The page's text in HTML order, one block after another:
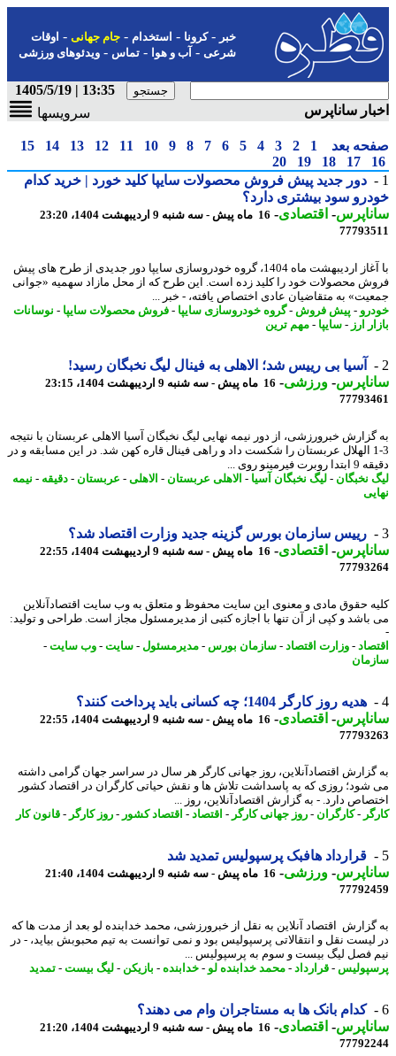
-کرونا-استخدام- جام جهانی-اوقات
شرعی-آب و هوا-تماس-ویدئوهای ورزشی
13:35 | 1405/5/19
ساناپرس
سرویسها
بعد 1
2
3
4
5
6
7
8
9
10
11
12
13
14
15
17
18
19
20
دور جدید پیش فروش محصولات سایپا کلید خورد | خرید کدام
سود بیشتری دارد؟
-اقتصادی-16 ماه پیش - سه شنبه 9 اردیبهشت 1404، 23:20
با آغاز اردیبهشت ماه 1404، گروه خودروسازی سایپا دور جدیدی از طرح های پیش
محصولات خود را کلید زده است. این طرح که از محل مازاد سهمیه «جوانی
به متقاضیان عادی اختصاص یافته، - خبر ...
-پیش فروش -گروه خودروسازی سایپا-فروش محصولات سایپا-نوسانات
ارز- سایپا-مهم ترین
آسیا بی رییس شد؛ الاهلی به فینال لیگ نخبگان رسید!
-ورزشی-16 ماه پیش - سه شنبه 9 اردیبهشت 1404، 23:15
خبرورزشی، از دور نیمه نهایی لیگ نخبگان آسیا الاهلی عربستان با نتیجه
3-1 الهلال عربستان را شکست داد و راهی فینال قاره کهن شد. در این مسابقه و در
فیرمینو روی ...
نخبگان-لیگ نخبگان آسیا -الاهلی عربستان-الاهلی-عربستان-دقیقه-نیمه
رییس سازمان بورس گزینه جدید وزارت اقتصاد شد؟
-اقتصادی-16 ماه پیش - سه شنبه 9 اردیبهشت 1404، 22:55
حقوق مادی و معنوی این سایت محفوظ و متعلق به وب سایت اقتصادآنلاین
و کپی از آن تنها با اجازه کتبی از مدیرمسئول مجاز است. طراحی و تولید:
-وزارت اقتصاد-سازمان بورس-مدیرمسئول-سایت-وب سایت-
هدیه روز کارگر 1404؛ چه کسانی باید پرداخت کنند؟
-اقتصادی-16 ماه پیش - سه شنبه 9 اردیبهشت 1404، 22:55
اقتصادآنلاین، روز جهانی کارگر هر سال در سراسر جهان گرامی داشته
روزی که به پاسداشت تلاش ها و نقش حیاتی کارگران در اقتصاد کشور
دارد. - به گزارش اقتصادآنلاین، روز ...
- کارگران- روز جهانی کارگر- اقتصاد-اقتصاد کشور-روز کارگر- قانون کار
قرارداد هافبک پرسپولیس تمدید شد
-ورزشی-16 ماه پیش - سه شنبه 9 اردیبهشت 1404، 21:40
اقتصاد آنلاین به نقل از خبرورزشی، محمد خدابنده لو بعد از مدت ها که
نقل و انتقالاتی پرسپولیس بود و نمی توانست به تیم محبوبش بیاید، - در
فصل لیگ بیست و سوم به پرسپولیس ...
-قرارداد -محمد خدابنده لو- خدابنده -بازیکن -لیگ بیست-تمدید
کدام بانک ها به مستاجران وام می دهند؟
-اقتصادی-16 ماه پیش - سه شنبه 9 اردیبهشت 1404، 21:20